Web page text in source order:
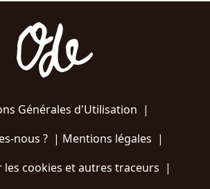
Générales d'Utilisation |
nous ?| Mentions légales |
les cookies et autres traceurs |